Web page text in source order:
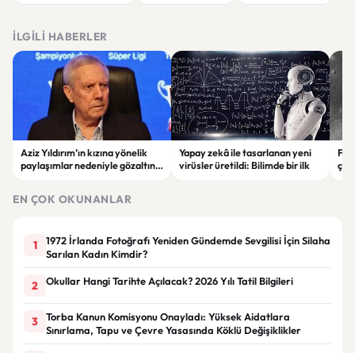
İLGILI HABERLER
Aziz Yıldırım’ın kızına yönelik
paylaşımlar nedeniyle gözaltına
Yapay zekâ ile tasarlanan yeni
virüsler üretildi: Bilimde bir ilk
EN ÇOK OKUNANLAR
1
1972 İrlanda Fotoğrafı Yeniden Gündemde Sevgilisi İçin Silaha
Sarılan Kadın Kimdir?
2 Okullar Hangi Tarihte Açılacak? 2026 Yılı Tatil Bilgileri
3
Torba Kanun Komisyonu Onayladı: Yüksek Aidatlara
Sınırlama, Tapu ve Çevre Yasasında Köklü Değişiklikler